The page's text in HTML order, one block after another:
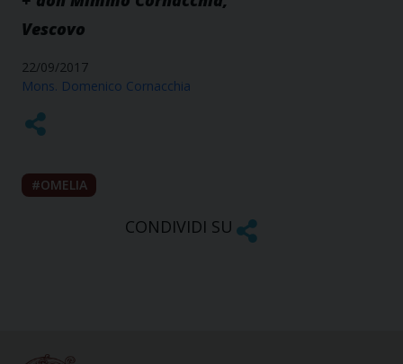
Vescovo
22/09/2017
Mons. Domenico Cornacchia
OMELIA
CONDIVIDI SU